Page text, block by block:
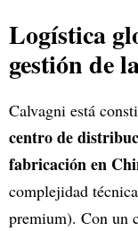
Logística
gestión de
Calvagni está
centro de
fabricación en
complejidad
premium). Con un